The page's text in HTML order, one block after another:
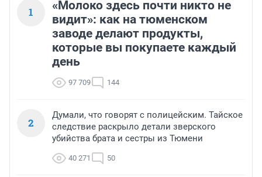
1
«Молоко здесь почти никто не
видит»: как на тюменском
заводе делают продукты,
которые вы покупаете каждый
день
97 709 144
2
Думали, что говорят с полицейским. Тайское
следствие раскрыло детали зверского
убийства брата и сестры из Тюмени
40 271 50